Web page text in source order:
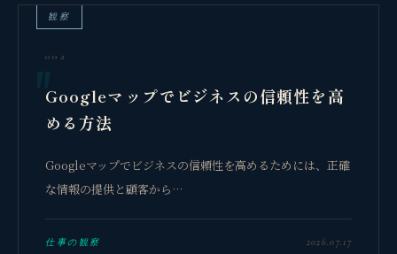
観察
002
Googleマップでビジネスの信頼性を高
める方法
Googleマップでビジネスの信頼性を高めるためには、正確
な情報の提供と顧客から…
仕事の観察 2026.07.17